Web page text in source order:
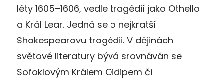
léty 1605–1606, vedle tragédií jako Othello
a Král Lear. Jedná se o nejkratší
Shakespearovu tragédii. V dějinách
světové literatury bývá srovnáván se
Sofoklovým Králem Oidipem či